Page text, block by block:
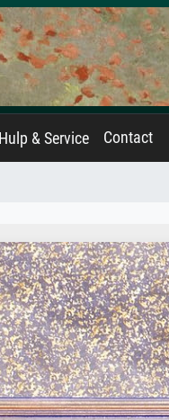
Hulp & Service Contact